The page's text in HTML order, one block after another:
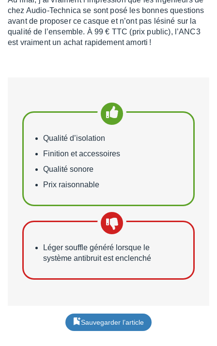
chez Audio-Tech­nica se sont posé les bonnes ques­tions
avant de propo­ser ce casque et n’ont pas lésiné sur la
qualité de l’en­semble. À 99 € TTC (prix public), l’ANC3
est vrai­ment un achat rapi­de­ment amorti !
Points forts
Qualité d’isolation
Finition et accessoires
Qualité sonore
Prix raisonnable
Points faibles
Léger souffle généré lorsque le
système antibruit est enclenché
Sauvegarder l’article